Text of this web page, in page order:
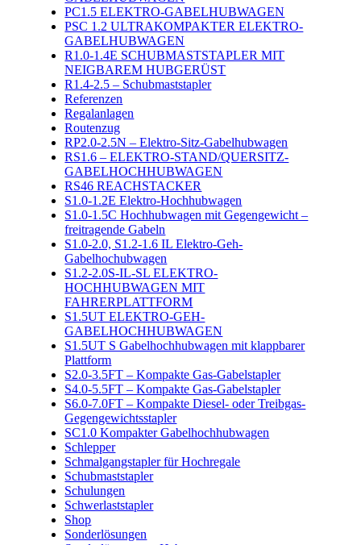
PC1.5 ELEKTRO-GABELHUBWAGEN
PSC 1.2 ULTRAKOMPAKTER ELEKTRO-
GABELHUBWAGEN
R1.0-1.4E SCHUBMASTSTAPLER MIT
NEIGBAREM HUBGERÜST
R1.4-2.5 – Schubmaststapler
Referenzen
Regalanlagen
Routenzug
RP2.0-2.5N – Elektro-Sitz-Gabelhubwagen
RS1.6 – ELEKTRO-STAND/QUERSITZ-
GABELHOCHHUBWAGEN
RS46 REACHSTACKER
S1.0-1.2E Elektro-Hochhubwagen
S1.0-1.5C Hochhubwagen mit Gegengewicht –
freitragende Gabeln
S1.0-2.0, S1.2-1.6 IL Elektro-Geh-
Gabelhochubwagen
S1.2-2.0S-IL-SL ELEKTRO-
HOCHHUBWAGEN MIT
FAHRERPLATTFORM
S1.5UT ELEKTRO-GEH-
GABELHOCHHUBWAGEN
S1.5UT S Gabelhochhubwagen mit klappbarer
Plattform
S2.0-3.5FT – Kompakte Gas-Gabelstapler
S4.0-5.5FT – Kompakte Gas-Gabelstapler
S6.0-7.0FT – Kompakte Diesel- oder Treibgas-
Gegengewichtsstapler
SC1.0 Kompakter Gabelhochhubwagen
Schlepper
Schmalgangstapler für Hochregale
Schubmaststapler
Schulungen
Schwerlaststapler
Shop
Sonderlösungen